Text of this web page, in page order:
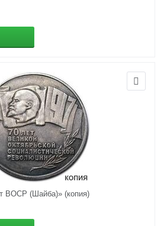
ВОСР (Шайба)» (копия)